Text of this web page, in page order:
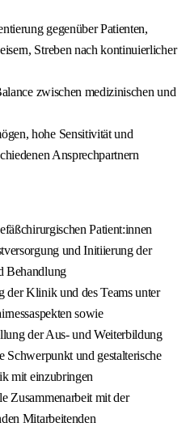
gegenüber Patienten,
Streben nach kontinuierlicher
zwischen medizinischen und
hohe Sensitivität und
Ansprechpartnern
Patient:innen
und Initiierung der
Behandlung
der Klinik und des Teams unter
sowie
der Aus- und Weiterbildung
Schwerpunkt und gestalterische
mit einzubringen
Zusammenarbeit mit der
Mitarbeitenden